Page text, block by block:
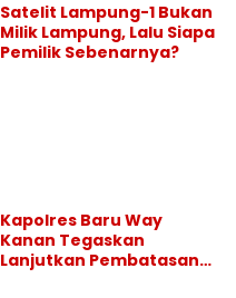
Satelit Lampung-1 Bukan
Milik Lampung, Lalu Siapa
Pemilik Sebenarnya?
Kapolres Baru Way
Kanan Tegaskan
Lanjutkan Pembatasan